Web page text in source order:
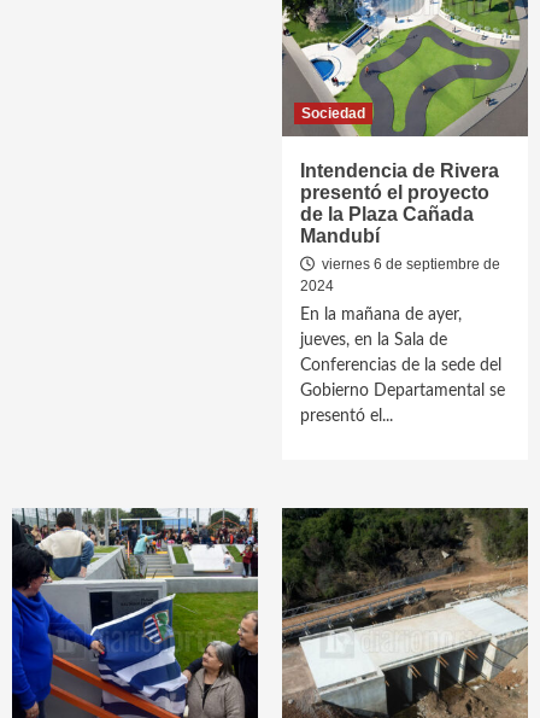
Sociedad
Intendencia de Rivera
presentó el proyecto
de la Plaza Cañada
Mandubí
viernes 6 de septiembre de
2024
En la mañana de ayer,
jueves, en la Sala de
Conferencias de la sede del
Gobierno Departamental se
presentó el...